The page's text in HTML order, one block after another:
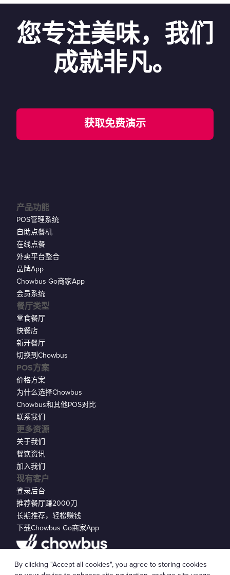
您专注美味，我们
成就非凡。
获取免费演示
现有客户
登录后台
推荐餐厅赚2000刀
长期推荐，轻松赚钱
下载Chowbus Go商家App
产品功能
POS管理系统
自助点餐机
在线点餐
外卖平台整合
品牌App
Chowbus Go商家App
会员系统
餐厅类型
堂食餐厅
快餐店
新开餐厅
切换到Chowbus
POS方案
价格方案
为什么选择Chowbus
Chowbus和其他POS对比
联系我们
更多资源
关于我们
餐饮资讯
加入我们
© 2026 Chowbus, Inc.Cookie 设置
By clicking "Accept all cookies", you agree to storing cookies